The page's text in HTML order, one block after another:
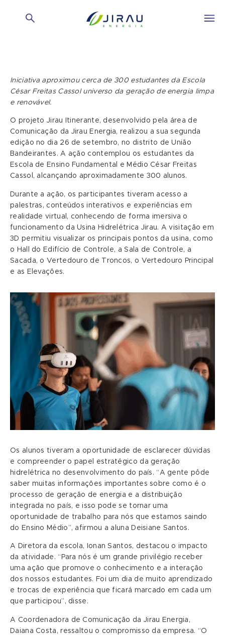
Iniciativa aproximou cerca de 300 estudantes da Escola
César Freitas Cassol universo da geração de energia limpa
e renovável.
O projeto Jirau Itinerante, desenvolvido pela área de
Comunicação da Jirau Energia, realizou a sua segunda
edição no dia 26 de setembro, no distrito de União
Bandeirantes. A ação contemplou os estudantes da
Escola de Ensino Fundamental e Médio César Freitas
Cassol, alcançando aproximadamente 300 alunos.
Durante a ação, os participantes tiveram acesso a
palestras, conteúdos interativos e experiências em
realidade virtual, conhecendo de forma imersiva o
funcionamento da Usina Hidrelétrica Jirau. A visitação em
3D permitiu visualizar os principais pontos da usina, como
o Hall do Edifício de Controle, a Sala de Controle, a
Sacada, o Vertedouro de Troncos, o Vertedouro Principal
e as Elevações.
Os alunos tiveram a oportunidade de esclarecer dúvidas
e compreender o papel estratégico da geração
hidrelétrica no desenvolvimento do país. “A gente pôde
saber muitas informações importantes sobre como é o
processo de geração de energia e a distribuição
integrada no país, e isso pode se tornar uma
oportunidade de trabalho para nós que estamos saindo
do Ensino Médio”, afirmou a aluna Deisiane Santos.
A Diretora da escola, Ionan Santos, destacou o impacto
da atividade. “Para nós é um grande privilégio receber
uma ação que promove o conhecimento e a interação
dos nossos estudantes. Foi um dia de muito aprendizado
e trocas de experiência que ficará marcado em cada um
que participou”, disse.
A Coordenadora de Comunicação da Jirau Energia,
Daiana Costa, ressaltou o compromisso da empresa. “O